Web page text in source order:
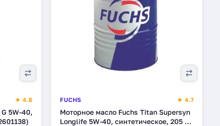
★ 4.8
5W-40,
FUCHS ★ 4.7
Моторное масло Fuchs Titan Supersyn
Longlife 5W-40, синтетическое, 205 л